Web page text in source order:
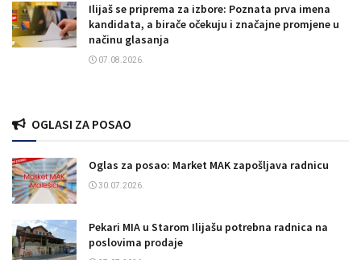
Ilijaš se priprema za izbore: Poznata prva imena
kandidata, a birače očekuju i značajne promjene u
načinu glasanja
07.08.2026.
OGLASI ZA POSAO
Oglas za posao: Market MAK zapošljava radnicu
30.07.2026.
Pekari MIA u Starom Ilijašu potrebna radnica na
poslovima prodaje